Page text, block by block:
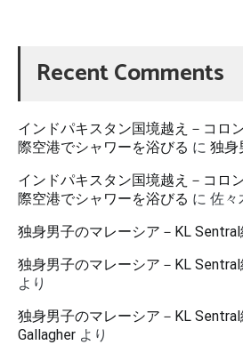
Recent Comments
インドパキスタン国境越え－コロ
際空港でシャワーを浴びる に 独身
インドパキスタン国境越え－コロ
際空港でシャワーを浴びる に 佐々
独身男子のマレーシア－KL
独身男子のマレーシア－KL
より
独身男子のマレーシア－KL
Gallagher より